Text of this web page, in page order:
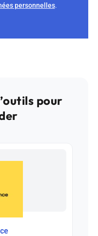
personnelles.
pour